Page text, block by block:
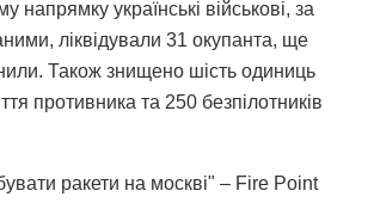
напрямку українські військові, за
ліквідували 31 окупанта, ще
Також знищено шість одиниць
противника та 250 безпілотників
ракети на москві" – Fire Point